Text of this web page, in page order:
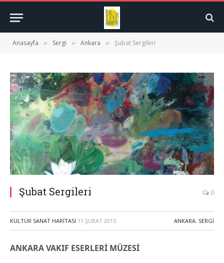
Anasayfa » Sergi » Ankara » Şubat Sergileri
Şubat Sergileri 0
KÜLTÜR SANAT HARITASI 11 ŞUBAT 2015 ANKARA, SERGI
ANKARA VAKIF ESERLERİ MÜZESİ